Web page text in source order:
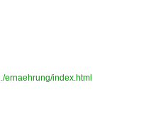
ernaehrung/index.html